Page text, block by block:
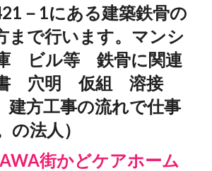
－1にある建築鉄骨の
まで行います。マンシ
ビル等 鉄骨に関連
穴明 仮組 溶接
方工事の流れで仕事
の法人）
街かどケアホーム